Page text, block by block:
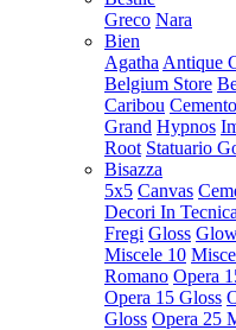
Greco Nara
Bien
Agatha Antique
Belgium Store
Caribou Cemento
Grand Hypnos
Root Statuario
Bisazza
5x5 Canvas
Decori In
Fregi Gloss
Miscele 10
Romano Opera
Opera 15 Gloss
Gloss Opera 25